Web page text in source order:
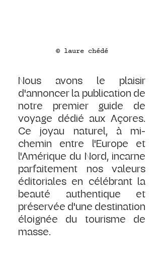
© laure chédé
Nous avons le plaisir
d'annoncer la publication de
notre premier guide de
voyage dédié aux Açores.
Ce joyau naturel, à mi-
chemin entre l'Europe et
l'Amérique du Nord, incarne
parfaitement nos valeurs
éditoriales en célébrant la
beauté authentique et
préservée d'une destination
éloignée du tourisme de
masse.